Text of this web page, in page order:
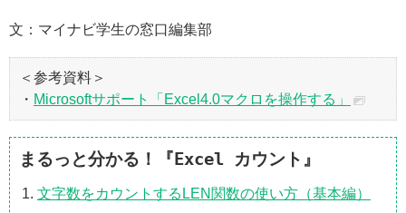
文：マイナビ学生の窓口編集部
＜参考資料＞
・ Microsoftサポート「Excel4.0マクロを操作する」
まるっと分かる！『Excel カウント』
文字数をカウントするLEN関数の使い方（基本編）